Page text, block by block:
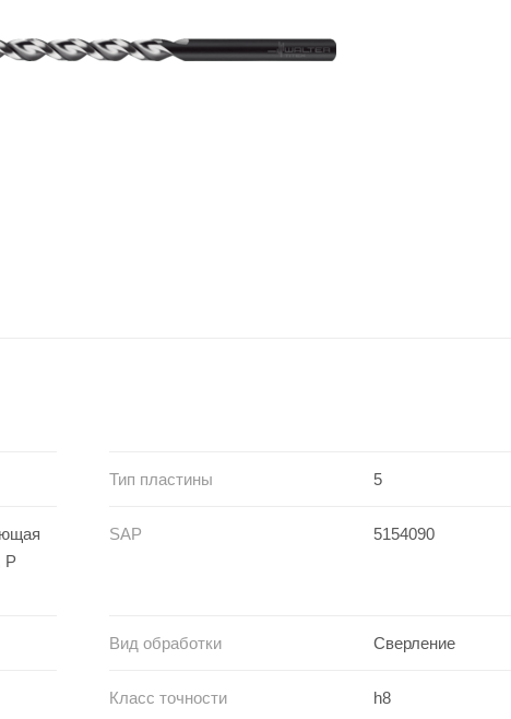
Тип пластины 5
P
SAP 5154090
Вид обработки Сверление
Класс точности h8